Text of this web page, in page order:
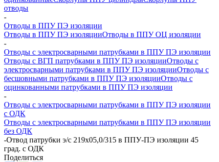
отводы
-
Отводы в ППУ ПЭ изоляции
Отводы в ППУ ПЭ изоляцииОтводы в ППУ ОЦ изоляции
-
Отводы с электросварными патрубками в ППУ ПЭ изоляции
Отводы с ВГП патрубками в ППУ ПЭ изоляцииОтводы с
электросварными патрубками в ППУ ПЭ изоляцииОтводы с
бесшовными патрубками в ППУ ПЭ изоляцииОтводы с
оцинкованными патрубками в ППУ ПЭ изоляции
-
Отводы с электросварными патрубками в ППУ ПЭ изоляции
с ОДК
Отводы с электросварными патрубками в ППУ ПЭ изоляции
без ОДК
-Отвод патрубки э/с 219х05,0/315 в ППУ-ПЭ изоляции 45
град. с ОДК
Поделиться